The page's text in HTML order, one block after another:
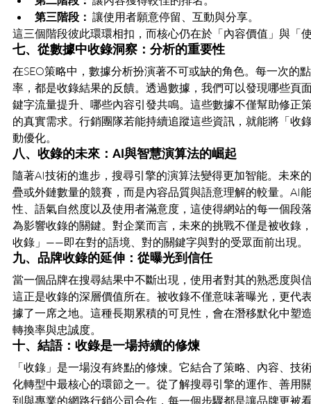
第三階段： 讓使用者願意停留、互動與分享。
這三個階段彼此環環相扣，而核心仍在於「內容價值」與「
七、從數據中收錄洞察：分析的重要性
在SEO策略中，數據分析扮演著不可或缺的角色。每一次的
率，都是收錄結果的反饋。透過數據，我們可以發現哪些頁
鍵字流量提升、哪些內容引發共鳴。這些數據不僅幫助修正
的真實需求。行銷團隊若能持續追蹤這些資訊，就能將「收
動優化。
八、收錄的未來：AI與智慧演算法的崛起
隨著AI技術的進步，搜尋引擎的演算法變得更加智能。未來
疊或外鏈數量的競賽，而是內容品質與語意理解的較量。AI
性、語氣自然度以及使用者滿意度，這使得網站的每一個段
為影響收錄的關鍵。對企業而言，未來的挑戰不僅是被收錄
收錄」——即在對的語境、對的關鍵字與對的受眾面前出現。
九、品牌收錄的延伸：從曝光到信任
當一個品牌在搜尋結果中不斷出現，使用者對其的熟悉度與
這正是收錄的深層價值所在。被收錄不僅意味著曝光，更代
據了一席之地。這種長期累積的可見性，會在潛移默化中塑
轉換率與忠誠度。
十、結語：收錄是一場持續的修煉
「收錄」是一場沒有終點的修煉。它結合了策略、內容、技
化轉型中最核心的環節之一。從了解搜尋引擎的運作、善用
到與專業的網路行銷公司合作，每一個步驟都是讓品牌更被